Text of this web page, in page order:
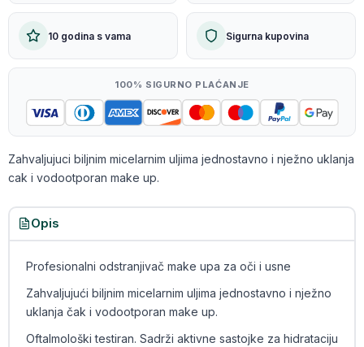
10 godina s vama Sigurna kupovina
100% SIGURNO PLAĆANJE
Zahvaljujuci biljnim micelarnim uljima jednostavno i nježno uklanja
cak i vodootporan make up.
Opis
Profesionalni odstranjivač make upa za oči i usne
Zahvaljujući biljnim micelarnim uljima jednostavno i nježno
uklanja čak i vodootporan make up.
Oftalmološki testiran. Sadrži aktivne sastojke za hidrataciju